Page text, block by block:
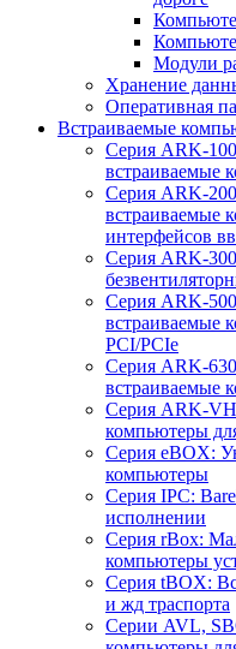
Модули
Хранение
Оперативная
Встраиваемые
Серия ARK-
встраиваемые
Серия ARK-
встраиваемые
интерфейсов
Серия ARK-
Серия ARK-
встраиваемые
PCI/PCIe
Серия ARK-
встраиваемые
Серия ARK-
компьютеры
Серия eBOX:
компьютеры
Серия IPC:
исполнении
Серия rBox:
компьютеры
Серия tBOX:
и жд траспорта
Серии AVL,